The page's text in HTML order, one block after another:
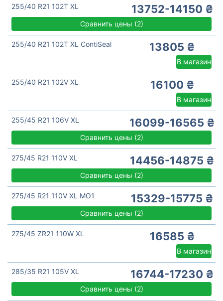
255/40 R21 102T XL 13752-14150 ₴
Сравнить цены (2)
255/40 R21 102T XL ContiSeal 13805 ₴
В магазин
255/40 R21 102V XL 16100 ₴
В магазин
255/45 R21 106V XL 16099-16565 ₴
Сравнить цены (2)
275/45 R21 110V XL 14456-14875 ₴
Сравнить цены (2)
275/45 R21 110V XL MO1 15329-15775 ₴
Сравнить цены (2)
275/45 ZR21 110W XL 16585 ₴
В магазин
285/35 R21 105V XL 16744-17230 ₴
Сравнить цены (2)